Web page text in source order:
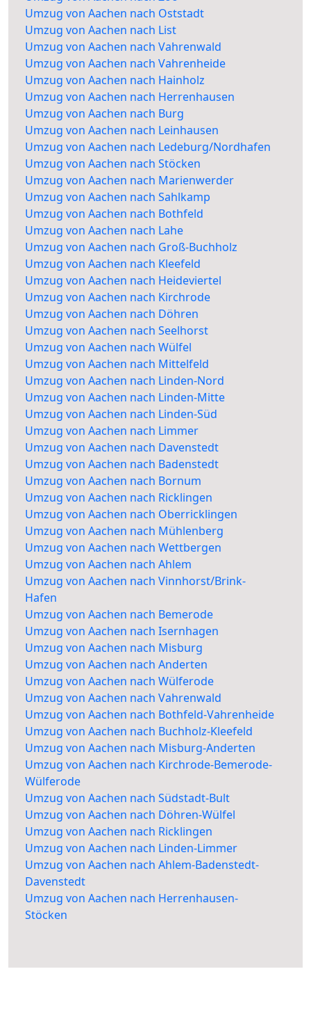
Umzug von Aachen nach Oststadt
Umzug von Aachen nach List
Umzug von Aachen nach Vahrenwald
Umzug von Aachen nach Vahrenheide
Umzug von Aachen nach Hainholz
Umzug von Aachen nach Herrenhausen
Umzug von Aachen nach Burg
Umzug von Aachen nach Leinhausen
Umzug von Aachen nach Ledeburg/Nordhafen
Umzug von Aachen nach Stöcken
Umzug von Aachen nach Marienwerder
Umzug von Aachen nach Sahlkamp
Umzug von Aachen nach Bothfeld
Umzug von Aachen nach Lahe
Umzug von Aachen nach Groß-Buchholz
Umzug von Aachen nach Kleefeld
Umzug von Aachen nach Heideviertel
Umzug von Aachen nach Kirchrode
Umzug von Aachen nach Döhren
Umzug von Aachen nach Seelhorst
Umzug von Aachen nach Wülfel
Umzug von Aachen nach Mittelfeld
Umzug von Aachen nach Linden-Nord
Umzug von Aachen nach Linden-Mitte
Umzug von Aachen nach Linden-Süd
Umzug von Aachen nach Limmer
Umzug von Aachen nach Davenstedt
Umzug von Aachen nach Badenstedt
Umzug von Aachen nach Bornum
Umzug von Aachen nach Ricklingen
Umzug von Aachen nach Oberricklingen
Umzug von Aachen nach Mühlenberg
Umzug von Aachen nach Wettbergen
Umzug von Aachen nach Ahlem
Umzug von Aachen nach Vinnhorst/Brink-
Hafen
Umzug von Aachen nach Bemerode
Umzug von Aachen nach Isernhagen
Umzug von Aachen nach Misburg
Umzug von Aachen nach Anderten
Umzug von Aachen nach Wülferode
Umzug von Aachen nach Vahrenwald
Umzug von Aachen nach Bothfeld-Vahrenheide
Umzug von Aachen nach Buchholz-Kleefeld
Umzug von Aachen nach Misburg-Anderten
Umzug von Aachen nach Kirchrode-Bemerode-
Wülferode
Umzug von Aachen nach Südstadt-Bult
Umzug von Aachen nach Döhren-Wülfel
Umzug von Aachen nach Ricklingen
Umzug von Aachen nach Linden-Limmer
Umzug von Aachen nach Ahlem-Badenstedt-
Davenstedt
Umzug von Aachen nach Herrenhausen-
Stöcken